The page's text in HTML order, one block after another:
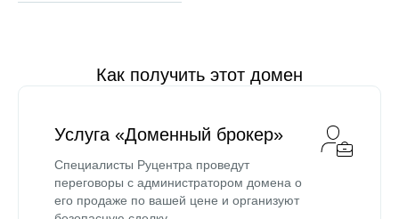
Как получить этот домен
Услуга «Доменный брокер»
Специалисты Руцентра проведут
переговоры с администратором домена о
его продаже по вашей цене и организуют